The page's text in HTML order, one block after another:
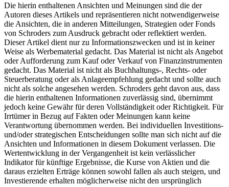
Die hierin enthaltenen Ansichten und Meinungen sind die der
Autoren dieses Artikels und repräsentieren nicht notwendigerweise
die Ansichten, die in anderen Mitteilungen, Strategien oder Fonds
von Schroders zum Ausdruck gebracht oder reflektiert werden.
Dieser Artikel dient nur zu Informationszwecken und ist in keiner
Weise als Werbematerial gedacht. Das Material ist nicht als Angebot
oder Aufforderung zum Kauf oder Verkauf von Finanzinstrumenten
gedacht. Das Material ist nicht als Buchhaltungs-, Rechts- oder
Steuerberatung oder als Anlageempfehlung gedacht und sollte auch
nicht als solche angesehen werden. Schroders geht davon aus, dass
die hierin enthaltenen Informationen zuverlässig sind, übernimmt
jedoch keine Gewähr für deren Vollständigkeit oder Richtigkeit. Für
Irrtümer in Bezug auf Fakten oder Meinungen kann keine
Verantwortung übernommen werden. Bei individuellen Investitions-
und/oder strategischen Entscheidungen sollte man sich nicht auf die
Ansichten und Informationen in diesem Dokument verlassen. Die
Wertentwicklung in der Vergangenheit ist kein verlässlicher
Indikator für künftige Ergebnisse, die Kurse von Aktien und die
daraus erzielten Erträge können sowohl fallen als auch steigen, und
Investierende erhalten möglicherweise nicht den ursprünglich